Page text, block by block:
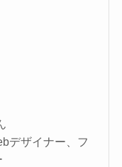
デザイナー、フ